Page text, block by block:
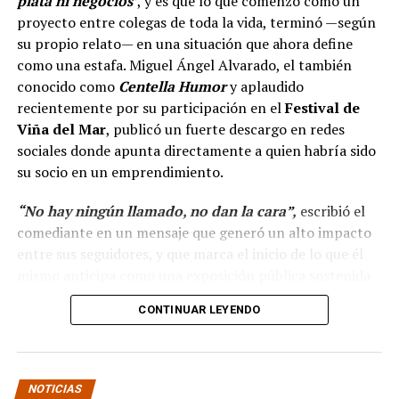
proyecto entre colegas de toda la vida, terminó —según
su propio relato— en una situación que ahora define
como una estafa. Miguel Ángel Alvarado, el también
conocido como Centella Humory aplaudido
recientemente por su participación en elFestival de
Viña del Mar, publicó un fuerte descargo en redes
sociales donde apunta directamente a quien habría sido
su socio en un emprendimiento.
“No hay ningún llamado, no dan la cara”, escribió el
comediante en un mensaje que generó un alto impacto
entre sus seguidores, y que marca el inicio de lo que él
en el tiempo.
“Hola a todos, ya ha
pasado más casi dos mes
CONTINUAR LEYENDO
NOTICIAS